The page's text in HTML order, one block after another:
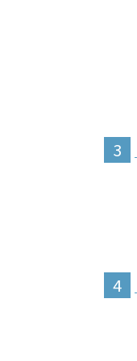
3
4